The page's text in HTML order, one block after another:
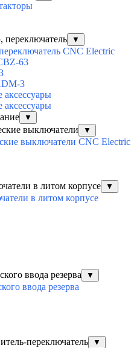
переключатель
▼
CNC Electric
63
3
▼
выключатели ▼
выключатели CNC Electric
в литом корпусе
▼
в литом корпусе
ввода резерва
▼
ввода резерва
переключатель
▼